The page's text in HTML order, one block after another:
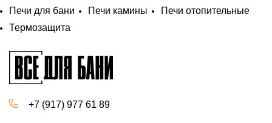
Печи для бани
Печи камины
Печи отопительные
Термозащита
+7 (917) 977 61 89